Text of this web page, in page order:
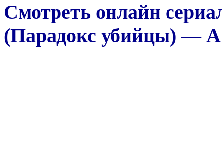
Смотреть онлайн
(Парадокс убийцы) —